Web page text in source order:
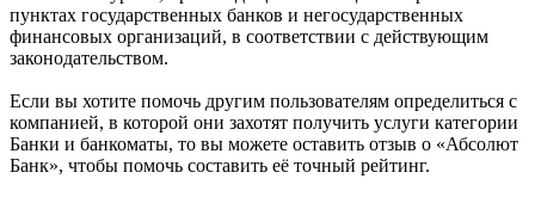
пунктах государственных банков и негосударственных
финансовых организаций, в соответствии с действующим
законодательством.
Если вы хотите помочь другим пользователям определиться с
компанией, в которой они захотят получить услуги категории
Банки и банкоматы, то вы можете оставить отзыв о «Абсолют
Банк», чтобы помочь составить её точный рейтинг.